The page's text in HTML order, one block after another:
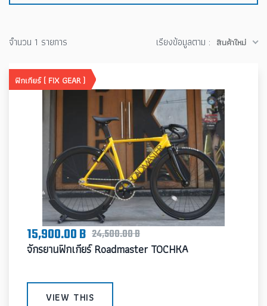
จำนวน 1 รายการ เรียงข้อมูลตาม : สินค้าใหม่
ฟิกเกียร์ ( FIX GEAR )
15,900.00 B 24,500.00 B
จักรยานฟิกเกียร์ Roadmaster TOCHKA
VIEW THIS